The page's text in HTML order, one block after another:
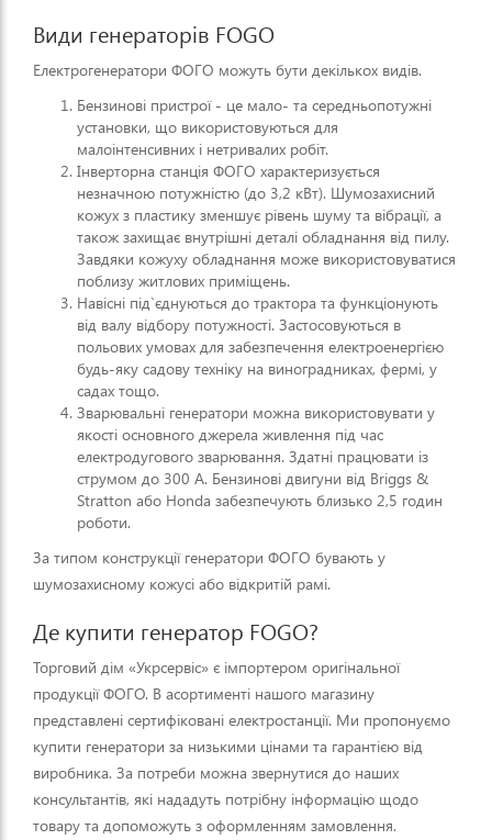
Види генераторів FOGO
Електрогенератори ФОГО можуть бути декількох видів.
Бензинові пристрої - це мало- та середньопотужні
установки, що використовуються для
малоінтенсивних і нетривалих робіт.
Інверторна станція ФОГО характеризується
незначною потужністю (до 3,2 кВт). Шумозахисний
кожух з пластику зменшує рівень шуму та вібрації, а
також захищає внутрішні деталі обладнання від пилу.
Завдяки кожуху обладнання може використовуватися
поблизу житлових приміщень.
Навісні під`єднуються до трактора та функціонують
від валу відбору потужності. Застосовуються в
польових умовах для забезпечення електроенергією
будь-яку садову техніку на виноградниках, фермі, у
садах тощо.
Зварювальні генератори можна використовувати у
якості основного джерела живлення під час
електродугового зварювання. Здатні працювати із
струмом до 300 А. Бензинові двигуни від Briggs &
Stratton або Honda забезпечують близько 2,5 годин
роботи.
За типом конструкції генератори ФОГО бувають у
шумозахисному кожусі або відкритій рамі.
Де купити генератор FOGO?
Торговий дім «Укрсервіс» є імпортером оригінальної
продукції ФОГО. В асортименті нашого магазину
представлені сертифіковані електростанції. Ми пропонуємо
купити генератори за низькими цінами та гарантією від
виробника. За потреби можна звернутися до наших
консультантів, які нададуть потрібну інформацію щодо
товару та допоможуть з оформленням замовлення.